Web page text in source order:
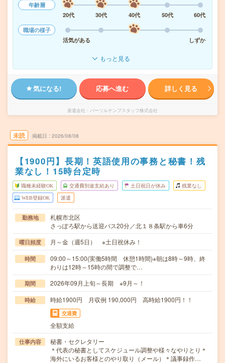
年齢層
20代
30代 40代 50代
60代
職場の様子
活気がある
しずか
もっと見る
気になる! 応募へ進む 詳しく見る
派遣会社 パーソルテンプスタッフ株式会社
未読 掲載日 2026/08/08
【1900円】長期！英語使用の事務と秘書！残
業なし！15時台定時
職種未経験OK 交通費別途支給あり 土日祝日が休み 残業なし
WEB登録OK 派遣
勤務地
札幌市北区
さっぽろ駅から送迎バス20分／北１８条駅から車6分
曜日頻度 月～金（週5日） ※土日祝休み！
時間
09:00～15:00(実働5時間 休憩1時間)※朝は8時～9時、終
わりは12時～15時の間で調整で…
期間 2026年09月上旬～長期 ※9月～！
時給 時給1900円 月収例 190,000円 高時給1900円！！
交通費
全額支給
仕事内容
秘書・セクレタリー
＊代表の秘書としてスケジュール調整や様々なやりとり＊
海外にいるお客様とのやり取り（メール）＊議事録作…